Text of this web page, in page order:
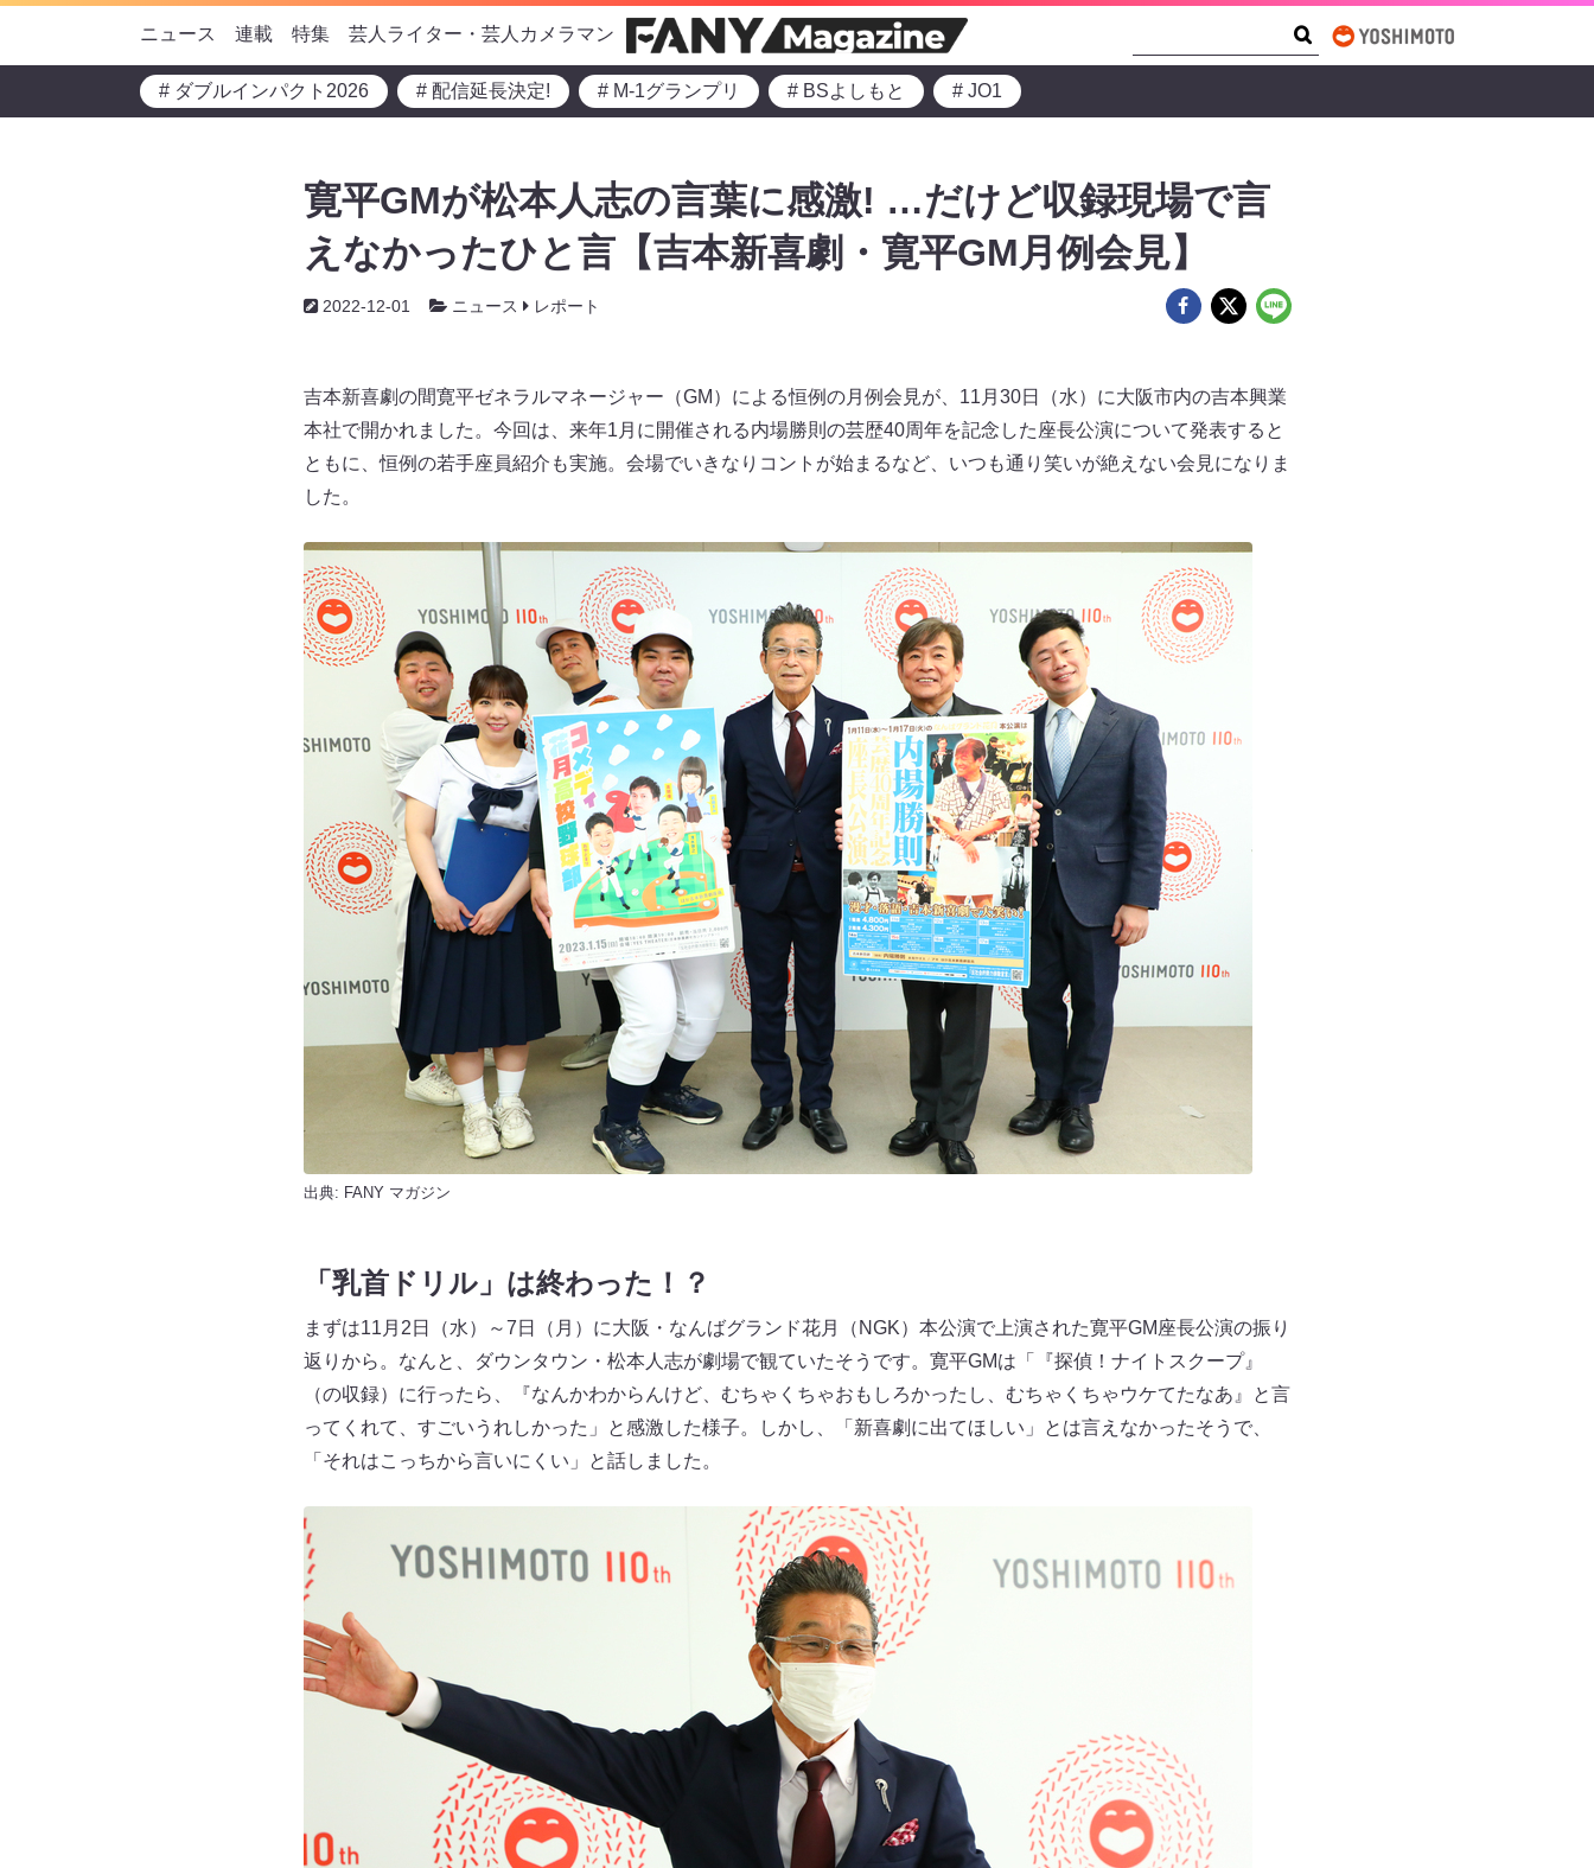
ニュース 連載 特集 芸人ライター・芸人カメラマン
# ダブルインパクト2026 # 配信延長決定! # M-1グランプリ # BSよしもと # JO1
寛平GMが松本人志の言葉に感激! …だけど収録現場で言
えなかったひと言【吉本新喜劇・寛平GM月例会見】
2022-12-01 ニュース レポート
吉本新喜劇の間寛平ゼネラルマネージャー（GM）による恒例の月例会見が、11月30日（水）に大阪市内の吉本興業
本社で開かれました。今回は、来年1月に開催される内場勝則の芸歴40周年を記念した座長公演について発表すると
ともに、恒例の若手座員紹介も実施。会場でいきなりコントが始まるなど、いつも通り笑いが絶えない会見になりま
した。
出典: FANY マガジン
「乳首ドリル」は終わった！？
まずは11月2日（水）～7日（月）に大阪・なんばグランド花月（NGK）本公演で上演された寛平GM座長公演の振り
返りから。なんと、ダウンタウン・松本人志が劇場で観ていたそうです。寛平GMは「『探偵！ナイトスクープ』
（の収録）に行ったら、『なんかわからんけど、むちゃくちゃおもしろかったし、むちゃくちゃウケてたなあ』と言
ってくれて、すごいうれしかった」と感激した様子。しかし、「新喜劇に出てほしい」とは言えなかったそうで、
「それはこっちから言いにくい」と話しました。